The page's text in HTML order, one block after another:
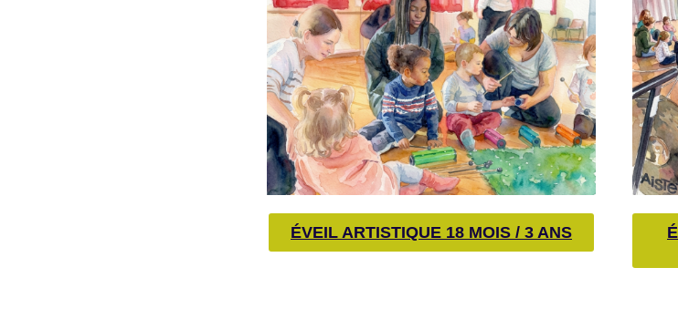
ÉVEIL ARTISTIQUE 18 MOIS / 3 ANS